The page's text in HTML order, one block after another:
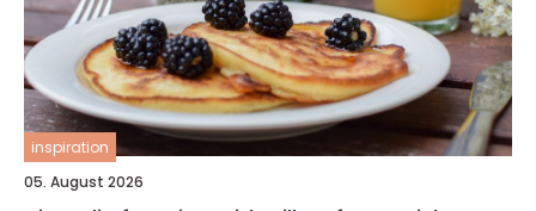
inspiration
05. August 2026